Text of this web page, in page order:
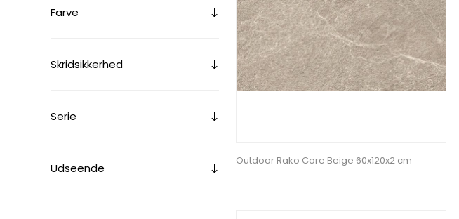
Farve
Skridsikkerhed
Serie
Udseende
Outdoor Rako Core Beige 60x120x2 cm